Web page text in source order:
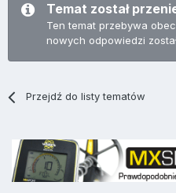
Temat został
Ten temat przebywa
nowych odpowiedzi
Przejdź do listy tematów